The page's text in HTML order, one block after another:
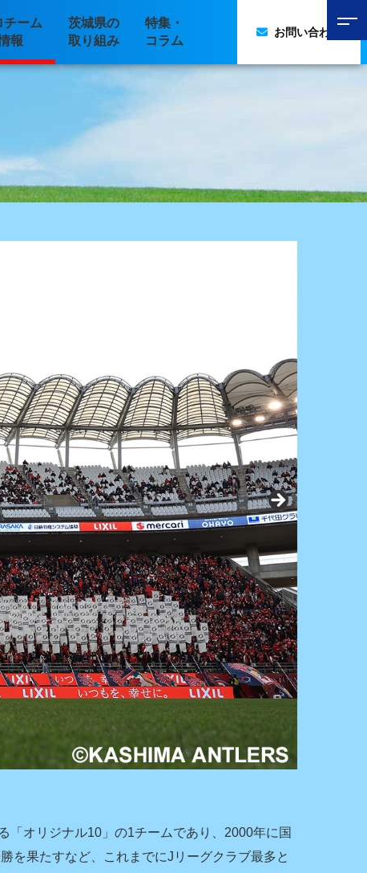
チーム
報
茨城県の
取り組み
特集・
コラム
お問い合わせ
「オリジナル10」の1チームであり、2000年に国
を果たすなど、これまでにJリーグクラブ最多と